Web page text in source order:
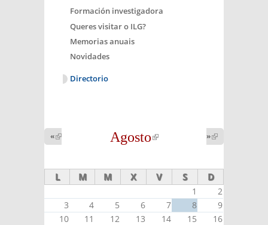
Formación investigadora
Queres visitar o ILG?
Memorias anuais
Novidades
Directorio
Agosto
(link is
«
external)
»
external)
L M M X V S D
1
2
3
4 5 6 7 8
9
10
11 12 13 14 15
16